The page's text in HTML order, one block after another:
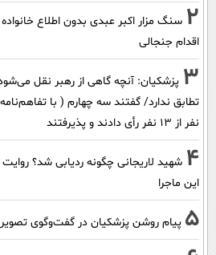
2 سنگ مزار اکبر عبدی بدون اطلاع
اقدام جنجالی
3 پزشکیان‌: آنچه گاهی از رهبر نقل
نفر از 13 نفر رأی دادند و پذیرفتند
4 شهید لاریجانی چگونه ردیابی شد؟ روایت
این ماجرا
5 پیام روشن پزشکیان در گفت‌و‌گوی